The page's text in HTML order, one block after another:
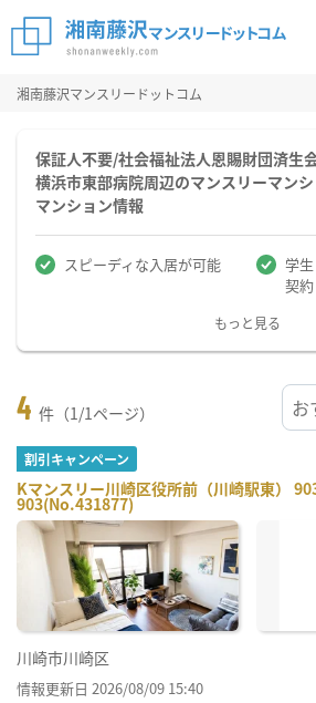
湘南藤沢マンスリードットコム
保証人不要/社会福祉法人恩賜財団済生
横浜市東部病院周辺のマンスリーマン
マンション情報
スピーディな入居が可能
学
契約
もっと見る
4 件（1/1ページ）
割引キャンペーン
Kマンスリー川崎区役所前（川崎駅東）
903(No.431877)
川崎市川崎区
情報更新日 2026/08/09 15:40